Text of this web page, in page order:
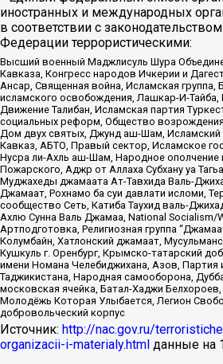
иностранных и международных
в соответствии с
Федерации террористическими:
Высший военный Маджлисуль Шура
Кавказа, Конгресс народов Ичкерии и
Ансар, Священная война, Исламская группа,
исламского освобождения, Лашкар-И-Тайба,
Движение Талибан, Исламская партия
социальных реформ, Общество возрождения
Дом двух святых, Джунд аш-Шам, Исламский
Кавказ, АБТО, Правый сектор, Исламское
Нусра ли-Ахль аш-Шам, Народное ополчение
Пожарского, Аджр от Аллаха Субхану уа
Муджахеды джамаата Ат-Тавхида Валь-
Джамаат, Рохнамо ба суи давлати исломи,
сообщество Сеть, Катиба Таухид валь-
Ахлю Сунна Валь Джамаа, National Socialism/
Артподготовка, Религиозная группа
Колумбайн, Хатлонский джамаат,
Кушкуль г. Оренбург, Крымско-татарский
имени Номана Челебиджихана, Азов, Партия
Таджикистана, Народная самооборона,
московская ячейка, Батал-Хаджи Белхороев,
Молодёжь Которая Улыбается, Легион
добровольческий корпус
Источник: http://nac.gov.ru/
organizacii-i-materialy.html данные на